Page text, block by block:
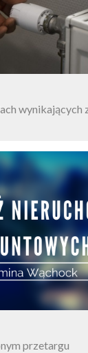
wynikających
przetargu